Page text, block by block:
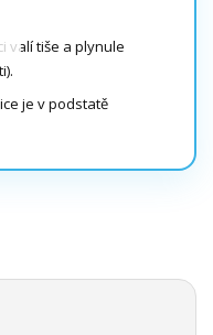
valí tiše a plynule
je v podstatě